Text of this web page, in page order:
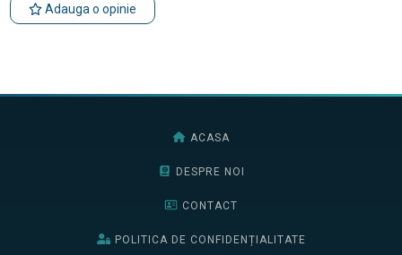
Adauga o opinie
ACASA
DESPRE NOI
CONTACT
POLITICA DE CONFIDENȚIALITATE